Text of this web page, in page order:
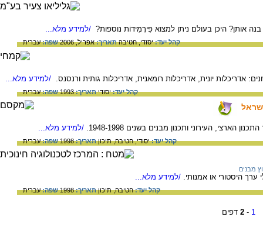
אותן? היכן בעולם ניתן למצוא פִּירָמִידוֹת נוספות? /למידע מלא...
קהל יעד:יסודי,חטיבהתאריך:אפריל, 2006 שפה:עברית
אדריכלות יונית, אדריכלות רומאנית, אדריכלות גותית ורנסנס. /למידע מלא...
קהל יעד:יסודיתאריך:1993 שפה:עברית
הארצי, העירוני ותכנון מבנים בשנים 1948-1998. /למידע מלא...
קהל יעד:יסודי,חטיבה,תיכוןתאריך:1998 שפה:עברית
מבנים
ערך היסטורי או אמנותי. /למידע מלא...
קהל יעד:חטיבה,תיכוןתאריך:1998 שפה:עברית
1
-
2 דפים